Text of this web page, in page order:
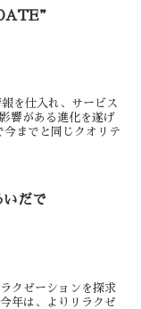
を仕入れ、サービス
響がある進化を遂げ
今までと同じクオリテ
だで
クゼーションを探求
年は、よりリラクゼ